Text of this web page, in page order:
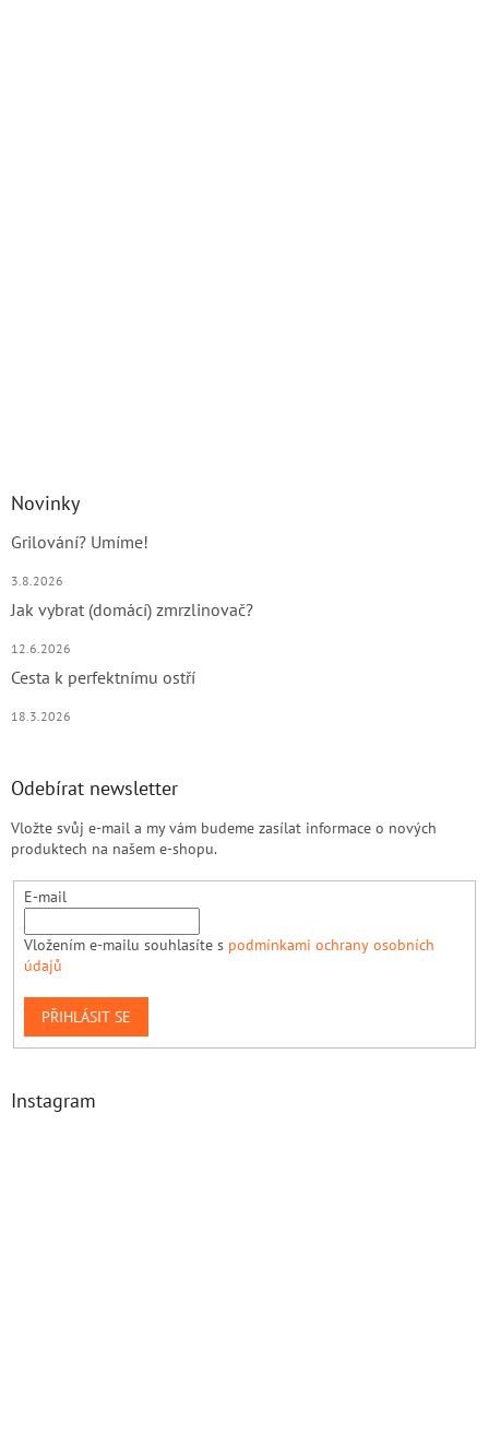
Novinky
Grilování? Umíme!
3.8.2026
Jak vybrat (domácí) zmrzlinovač?
12.6.2026
Cesta k perfektnímu ostří
18.3.2026
Odebírat newsletter
Vložte svůj e-mail a my vám budeme zasílat informace o nových
produktech na našem e-shopu.
E-mail
Vložením e-mailu souhlasíte s podmínkami ochrany osobních
údajů
PŘIHLÁSIT SE
Instagram